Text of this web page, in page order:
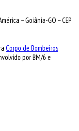
– Goiânia-GO – CEP
Corpo de Bombeiros
por BM/6 e